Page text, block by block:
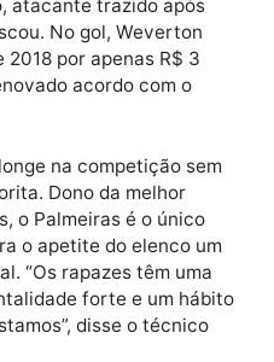
o River Plate por 3 a
11 titulares ou vieram da
de parceiros. O reforço
Rony, contratado
primeiro gol. O segundo
atacante trazido após
No gol, Weverton
2018 por apenas R$ 3
acordo com o